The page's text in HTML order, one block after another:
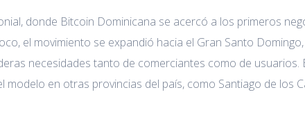
donde Bitcoin Dominicana se acercó a los primeros
el movimiento se expandió hacia el Gran Santo
necesidades tanto de comerciantes como de usuarios.
modelo en otras provincias del país, como Santiago de los